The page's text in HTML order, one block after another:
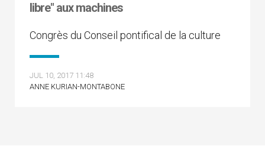
libre" aux machines
Congrès du Conseil pontifical de la culture
JUL 10, 2017 11:48
ANNE KURIAN-MONTABONE